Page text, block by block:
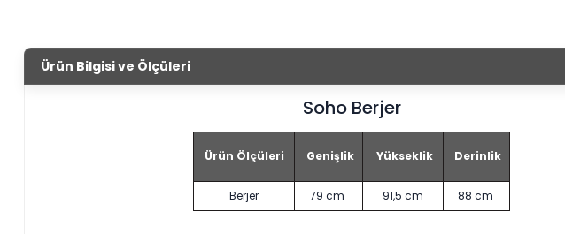
Ürün Bilgisi ve Ölçüleri
Soho Berjer
Ürün Ölçüleri Genişlik Yükseklik Derinlik
Berjer 79 cm 91,5 cm 88 cm